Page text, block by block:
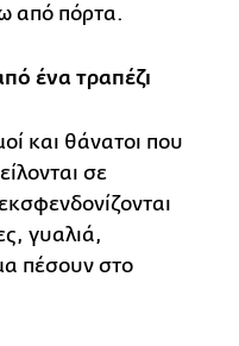
από πόρτα.
ένα τραπέζι
και θάνατοι που
σε
γυαλιά,
πέσουν στο